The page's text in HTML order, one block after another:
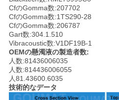
引
用
を
要
求
CfのGomma数:207702
CfのGomma数:1TS290-28
CfのGomma数:206787
Gart数:304.1.510
Vibracoustic数:V1DF19B-1
OEMの懸濁液の製造者数:
人数:81436006035
人数:814436006055
人81.43600.6035
技術的なデータ